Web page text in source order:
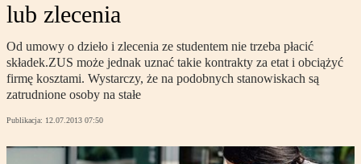
lub zlecenia
Od umowy o dzieło i zlecenia ze studentem nie trzeba płacić
składek.ZUS może jednak uznać takie kontrakty za etat i obciążyć
firmę kosztami. Wystarczy, że na podobnych stanowiskach są
zatrudnione osoby na stałe
Publikacja: 12.07.2013 07:50